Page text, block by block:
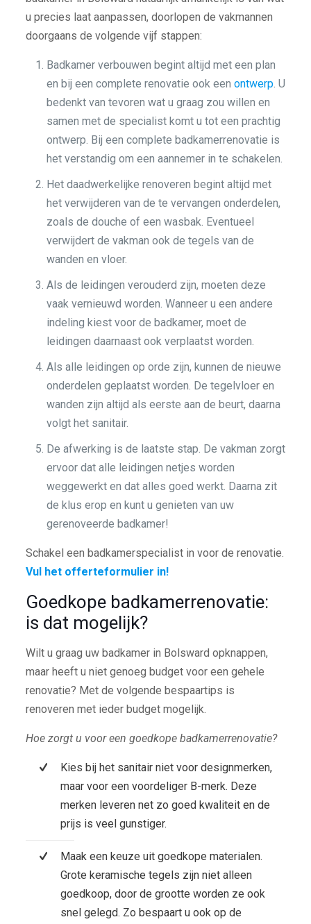
u precies laat aanpassen, doorlopen de vakmannen
doorgaans de volgende vijf stappen:
Badkamer verbouwen begint altijd met een plan
en bij een complete renovatie ook een ontwerp. U
bedenkt van tevoren wat u graag zou willen en
samen met de specialist komt u tot een prachtig
ontwerp. Bij een complete badkamerrenovatie is
het verstandig om een aannemer in te schakelen.
Het daadwerkelijke renoveren begint altijd met
het verwijderen van de te vervangen onderdelen,
zoals de douche of een wasbak. Eventueel
verwijdert de vakman ook de tegels van de
wanden en vloer.
Als de leidingen verouderd zijn, moeten deze
vaak vernieuwd worden. Wanneer u een andere
indeling kiest voor de badkamer, moet de
leidingen daarnaast ook verplaatst worden.
Als alle leidingen op orde zijn, kunnen de nieuwe
onderdelen geplaatst worden. De tegelvloer en
wanden zijn altijd als eerste aan de beurt, daarna
volgt het sanitair.
De afwerking is de laatste stap. De vakman zorgt
ervoor dat alle leidingen netjes worden
weggewerkt en dat alles goed werkt. Daarna zit
de klus erop en kunt u genieten van uw
gerenoveerde badkamer!
Schakel een badkamerspecialist in voor de renovatie.
Vul het offerteformulier in!
Goedkope badkamerrenovatie:
is dat mogelijk?
Wilt u graag uw badkamer in Bolsward opknappen,
maar heeft u niet genoeg budget voor een gehele
renovatie? Met de volgende bespaartips is
renoveren met ieder budget mogelijk.
Hoe zorgt u voor een goedkope badkamerrenovatie?
Kies bij het sanitair niet voor designmerken,
maar voor een voordeliger B-merk. Deze
merken leveren net zo goed kwaliteit en de
prijs is veel gunstiger.
Maak een keuze uit goedkope materialen.
Grote keramische tegels zijn niet alleen
goedkoop, door de grootte worden ze ook
snel gelegd. Zo bespaart u ook op de